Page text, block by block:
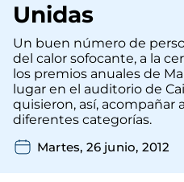
Unidas
Un buen número de
del calor sofocante, a la
los premios anuales de
lugar en el auditorio de
quisieron, así, acompañar
diferentes categorías.
Martes, 26 junio, 2012